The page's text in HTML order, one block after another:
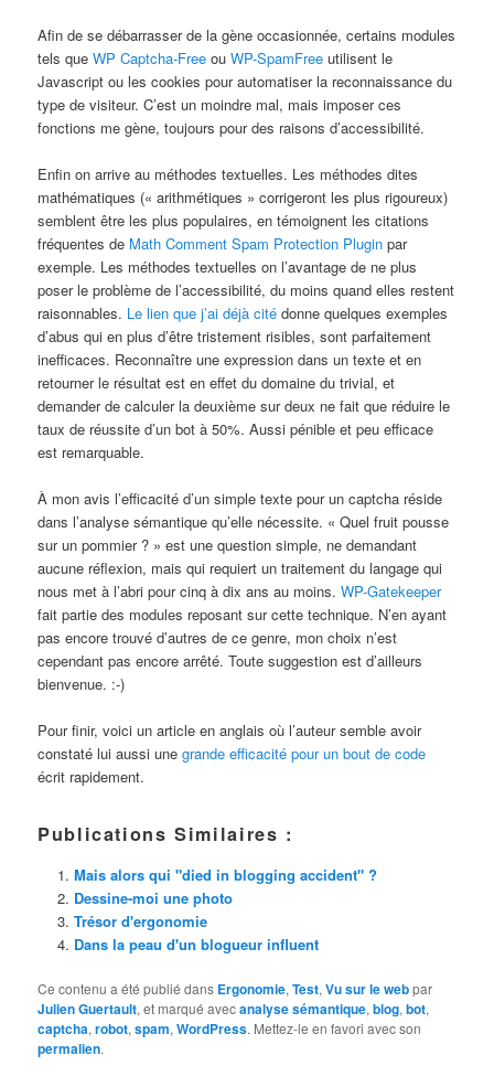
Afin de se débarrasser de la gène occasionnée, certains modules
tels queWP Captcha-Free ouWP-SpamFree utilisent le
Javascript ou les cookies pour automatiser la reconnaissance du
type de visiteur. C’est un moindre mal, mais imposer ces
fonctions me gène, toujours pour des raisons d’accessibilité.
Enfin on arrive au méthodes textuelles. Les méthodes dites
mathématiques (« arithmétiques » corrigeront les plus rigoureux)
semblent être les plus populaires, en témoignent les citations
fréquentes de Math Comment Spam Protection Plugin par
exemple. Les méthodes textuelles on l’avantage de ne plus
poser le problème de l’accessibilité, du moins quand elles restent
raisonnables. Le lien que j’ai déjà cité donne quelques exemples
d’abus qui en plus d’être tristement risibles, sont parfaitement
inefficaces. Reconnaître une expression dans un texte et en
retourner le résultat est en effet du domaine du trivial, et
demander de calculer la deuxième sur deux ne fait que réduire le
taux de réussite d’un bot à 50%. Aussi pénible et peu efficace
est remarquable.
À mon avis l’efficacité d’un simple texte pour un captcha réside
dans l’analyse sémantique qu’elle nécessite. « Quel fruit pousse
sur un pommier ? » est une question simple, ne demandant
aucune réflexion, mais qui requiert un traitement du langage qui
nous met à l’abri pour cinq à dix ans au moins.WP-Gatekeeper
fait partie des modules reposant sur cette technique. N’en ayant
pas encore trouvé d’autres de ce genre, mon choix n’est
cependant pas encore arrêté. Toute suggestion est d’ailleurs
bienvenue. :-)
Pour finir, voici un article en anglais où l’auteur semble avoir
constaté lui aussi unegrande efficacité pour un bout de code
écrit rapidement.
Publications Similaires :
Mais alors qui "died in blogging accident" ?
Dessine-moi une photo
Trésor d'ergonomie
Dans la peau d'un blogueur influent
Ce contenu a été publié dans Ergonomie,Test,Vu sur le webpar
Julien Guertault, et marqué avecanalyse sémantique,blog,bot,
captcha,robot,spam,WordPress. Mettez-le en favori avec son
permalien.